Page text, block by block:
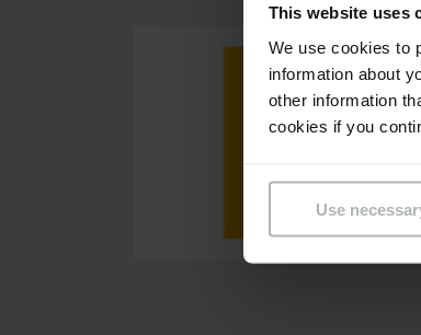
This website uses
We use cookies to
information about
other information
cookies if you
Use